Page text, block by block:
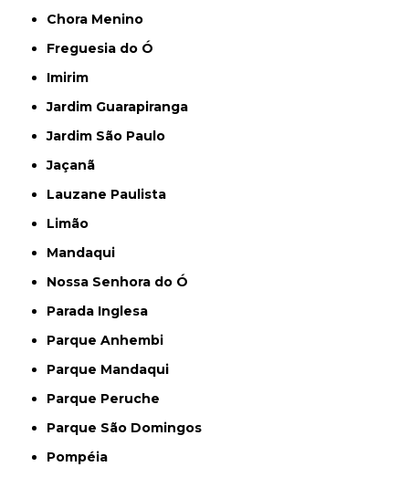
Chora Menino
Freguesia do Ó
Imirim
Jardim Guarapiranga
Jardim São Paulo
Jaçanã
Lauzane Paulista
Limão
Mandaqui
Nossa Senhora do Ó
Parada Inglesa
Parque Anhembi
Parque Mandaqui
Parque Peruche
Parque São Domingos
Pompéia